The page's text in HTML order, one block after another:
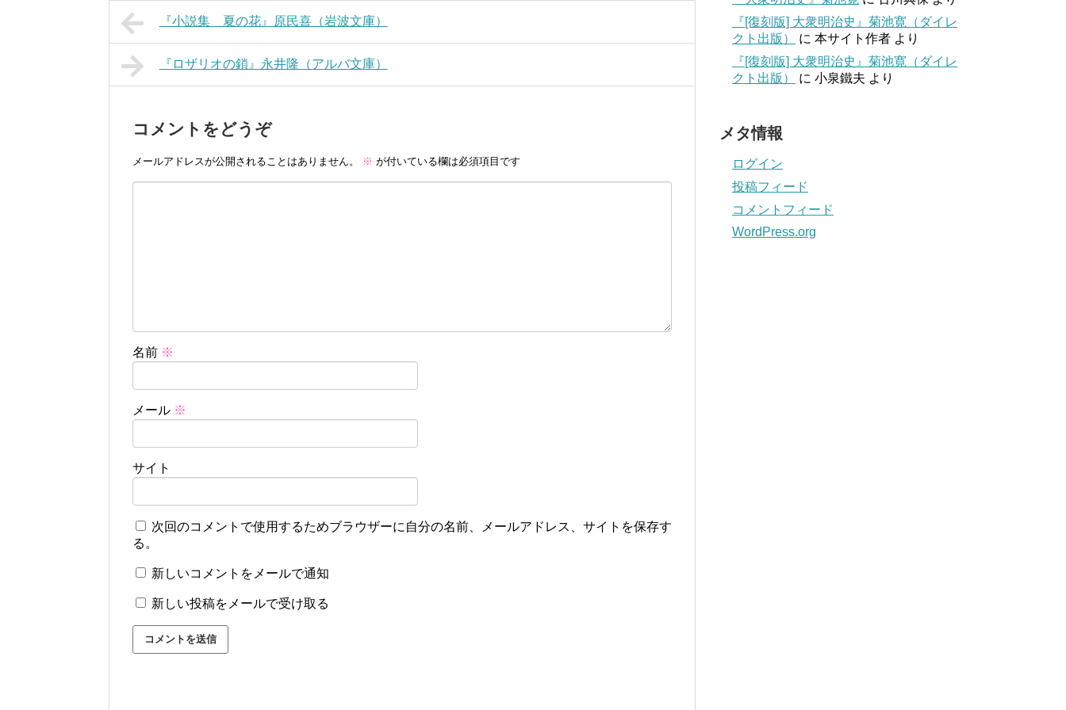
『小説集 夏の花』原民喜（岩波文庫）
『ロザリオの鎖』永井隆（アルバ文庫）
コメントをどうぞ
メールアドレスが公開されることはありません。 ※ が付いている欄は必須項目です
名前 ※
メール ※
サイト
次回のコメントで使用するためブラウザーに自分の名前、メールアドレス、サイトを保存す
る。
新しいコメントをメールで通知
新しい投稿をメールで受け取る
『[復刻版] 大衆明治史』菊池寛（ダイレ
クト出版）
に 本サイト作者 より
『[復刻版] 大衆明治史』菊池寛（ダイレ
クト出版）
に 小泉鐵夫 より
メタ情報
ログイン
投稿フィード
コメントフィード
WordPress.org